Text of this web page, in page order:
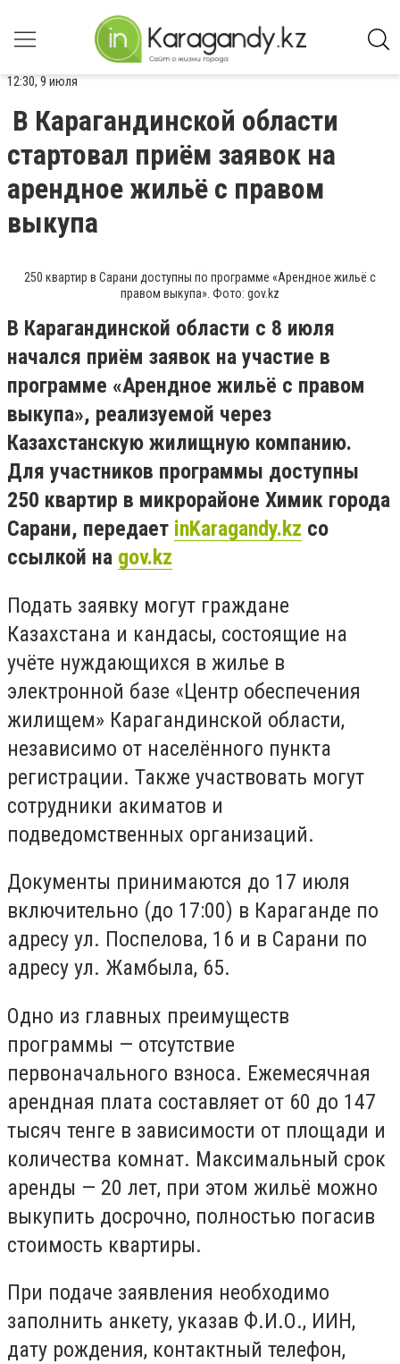
12:30, 9 июля
В Карагандинской области
стартовал приём заявок на
арендное жильё с правом
выкупа
250 квартир в Сарани доступны по программе «Арендное жильё с
правом выкупа». Фото: gov.kz
В Карагандинской области с 8 июля
начался приём заявок на участие в
программе «Арендное жильё с правом
выкупа», реализуемой через
Казахстанскую жилищную компанию.
Для участников программы доступны
250 квартир в микрорайоне Химик города
Сарани, передает inKaragandy.kz со
ссылкой на gov.kz
Подать заявку могут граждане
Казахстана и кандасы, состоящие на
учёте нуждающихся в жилье в
электронной базе «Центр обеспечения
жилищем» Карагандинской области,
независимо от населённого пункта
регистрации. Также участвовать могут
сотрудники акиматов и
подведомственных организаций.
Документы принимаются до 17 июля
включительно (до 17:00) в Караганде по
адресу ул. Поспелова, 16 и в Сарани по
адресу ул. Жамбыла, 65.
Одно из главных преимуществ
программы — отсутствие
первоначального взноса. Ежемесячная
арендная плата составляет от 60 до 147
тысяч тенге в зависимости от площади и
количества комнат. Максимальный срок
аренды — 20 лет, при этом жильё можно
выкупить досрочно, полностью погасив
стоимость квартиры.
При подаче заявления необходимо
заполнить анкету, указав Ф.И.О., ИИН,
дату рождения, контактный телефон,